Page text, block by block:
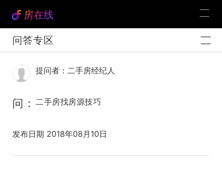
房在线
问答专区
提问者：二手房经纪人
问： 二手房找房源技巧
发布日期 2018年08月10日